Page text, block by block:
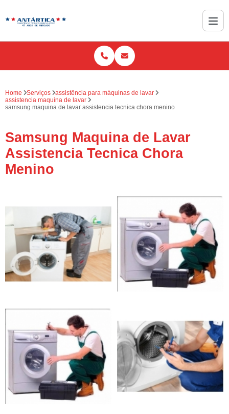
Home Serviços
assistência para máquinas de lavar
assistencia maquina de lavar
samsung maquina de lavar assistencia tecnica chora menino
Samsung Maquina de Lavar
Assistencia Tecnica Chora
Menino